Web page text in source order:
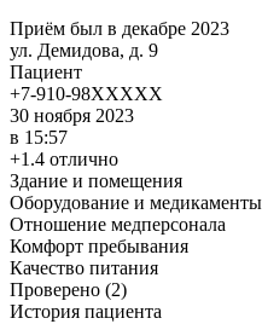
Приём был в декабре 2023
ул. Демидова, д. 9
Пациент
+7-910-98XXXXX
30 ноября 2023
в 15:57
+1.4 отлично
Здание и помещения
Оборудование и медикаменты
Отношение медперсонала
Комфорт пребывания
Качество питания
Проверено (2)
История пациента